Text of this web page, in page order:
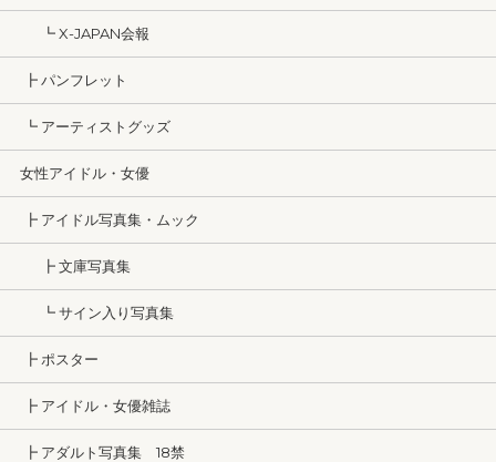
┗ X-JAPAN会報
┣ パンフレット
┗ アーティストグッズ
女性アイドル・女優
┣ アイドル写真集・ムック
┣ 文庫写真集
┗ サイン入り写真集
┣ ポスター
┣ アイドル・女優雑誌
┣ アダルト写真集 18禁